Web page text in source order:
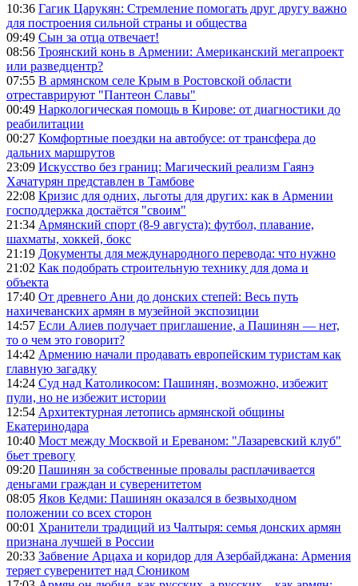
10:36 Гагик Царукян: Стремление помогать друг другу важно
для построения сильной страны и общества
09:49 Сын за отца отвечает!
08:56 Троянский конь в Армении: Американский мегапроект
или разведцентр?
07:55 В армянском селе Крым в Ростовской области
отреставрируют "Пантеон Славы"
00:49 Наркологическая помощь в Кирове: от диагностики до
реабилитации
00:27 Комфортные поездки на автобусе: от трансфера до
дальних маршрутов
23:09 Искусство без границ: Магический реализм Гаянэ
Хачатурян представлен в Тамбове
22:08 Кризис для одних, льготы для других: как в Армении
господдержка достаётся "своим"
21:34 Армянский спорт (8-9 августа): футбол, плавание,
шахматы, хоккей, бокс
21:19 Документы для международного перевода: что нужно
21:02 Как подобрать строительную технику для дома и
объекта
17:40 От древнего Ани до донских степей: Весь путь
нахичеванских армян в музейной экспозиции
14:57 Если Алиев получает приглашение, а Пашинян — нет,
то о чем это говорит?
14:42 Армению начали продавать европейским туристам как
главную загадку
14:24 Суд над Католикосом: Пашинян, возможно, избежит
пули, но не избежит истории
12:54 Архитектурная летопись армянской общины
Екатеринодара
10:40 Мост между Москвой и Ереваном: "Лазаревский клуб"
бьет тревогу
09:20 Пашинян за собственные провалы расплачивается
деньгами граждан и суверенитетом
08:05 Яков Кедми: Пашинян оказался в безвыходном
положении со всех сторон
00:01 Хранители традиций из Чалтыря: семья донских армян
признана лучшей в России
20:33 Забвение Арцаха и коридор для Азербайджана: Армения
теряет суверенитет над Сюником